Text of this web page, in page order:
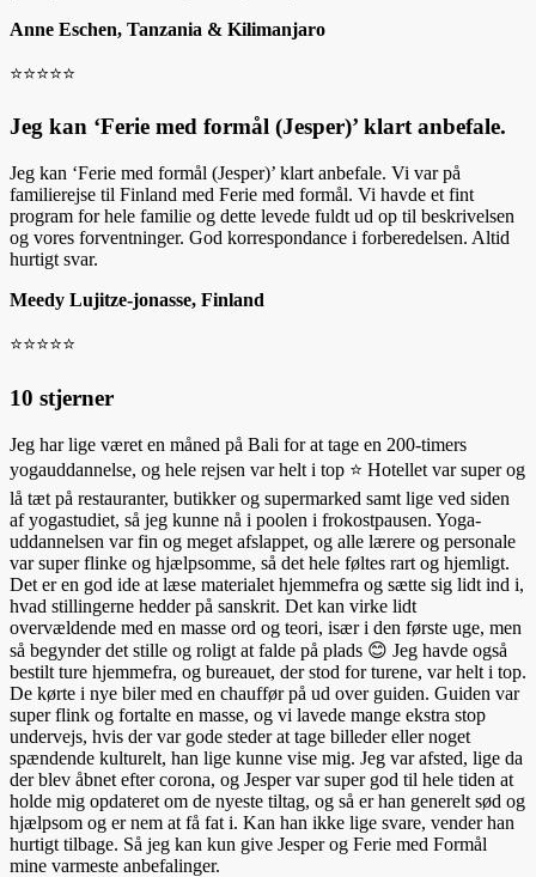
Anne Eschen, Tanzania & Kilimanjaro
⭐️⭐️⭐️⭐️⭐️
Jeg kan ‘Ferie med formål (Jesper)’ klart anbefale.
Jeg kan ‘Ferie med formål (Jesper)’ klart anbefale. Vi var på
familierejse til Finland med Ferie med formål. Vi havde et fint
program for hele familie og dette levede fuldt ud op til beskrivelsen
og vores forventninger. God korrespondance i forberedelsen. Altid
hurtigt svar.
Meedy Lujitze-jonasse, Finland
⭐️⭐️⭐️⭐️⭐️
10 stjerner
Jeg har lige været en måned på Bali for at tage en 200-timers
yogauddannelse, og hele rejsen var helt i top ⭐️ Hotellet var super og
lå tæt på restauranter, butikker og supermarked samt lige ved siden
af yogastudiet, så jeg kunne nå i poolen i frokostpausen. Yoga-
uddannelsen var fin og meget afslappet, og alle lærere og personale
var super flinke og hjælpsomme, så det hele føltes rart og hjemligt.
Det er en god ide at læse materialet hjemmefra og sætte sig lidt ind i,
hvad stillingerne hedder på sanskrit. Det kan virke lidt
overvældende med en masse ord og teori, især i den første uge, men
så begynder det stille og roligt at falde på plads 😊 Jeg havde også
bestilt ture hjemmefra, og bureauet, der stod for turene, var helt i top.
De kørte i nye biler med en chauffør på ud over guiden. Guiden var
super flink og fortalte en masse, og vi lavede mange ekstra stop
undervejs, hvis der var gode steder at tage billeder eller noget
spændende kulturelt, han lige kunne vise mig. Jeg var afsted, lige da
der blev åbnet efter corona, og Jesper var super god til hele tiden at
holde mig opdateret om de nyeste tiltag, og så er han generelt sød og
hjælpsom og er nem at få fat i. Kan han ikke lige svare, vender han
hurtigt tilbage. Så jeg kan kun give Jesper og Ferie med Formål
mine varmeste anbefalinger.